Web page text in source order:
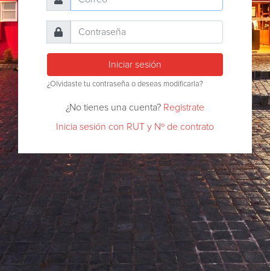
Iniciar sesión
¿Olvidaste tu contraseña o deseas modificarla?
¿No tienes una cuenta? Registrate
Inicia sesión con RUT y Nº de contrato